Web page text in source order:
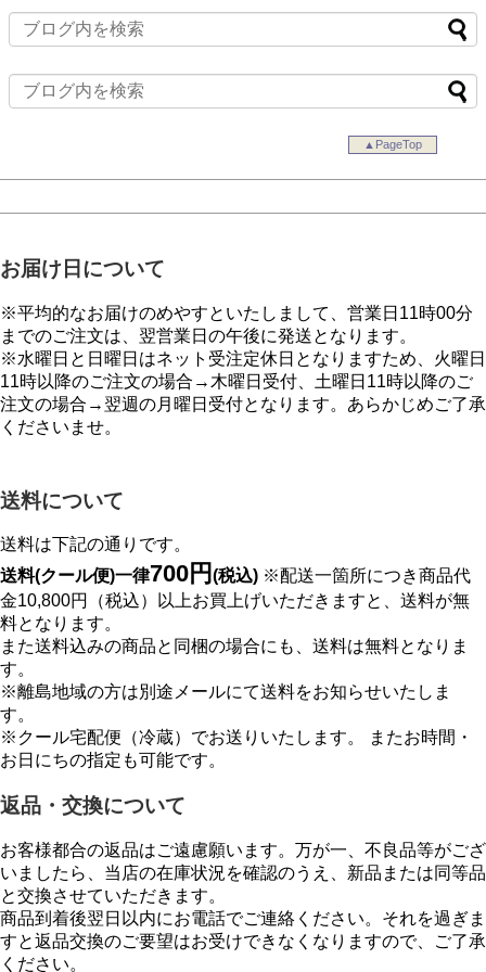
▲PageTop
お届け日について
※平均的なお届けのめやすといたしまして、営業日11時00分
までのご注文は、翌営業日の午後に発送となります。
※水曜日と日曜日はネット受注定休日となりますため、火曜日
11時以降のご注文の場合→木曜日受付、土曜日11時以降のご
注文の場合→翌週の月曜日受付となります。あらかじめご了承
くださいませ。
送料について
送料は下記の通りです。
送料(クール便)一律700円 (税込) ※配送一箇所につき商品代
金10,800円（税込）以上お買上げいただきますと、送料が無
料となります。
また送料込みの商品と同梱の場合にも、送料は無料となりま
す。
※離島地域の方は別途メールにて送料をお知らせいたしま
す。
※クール宅配便（冷蔵）でお送りいたします。 またお時間・
お日にちの指定も可能です。
返品・交換について
お客様都合の返品はご遠慮願います。万が一、不良品等がござ
いましたら、当店の在庫状況を確認のうえ、新品または同等品
と交換させていただきます。
商品到着後翌日以内にお電話でご連絡ください。それを過ぎま
すと返品交換のご要望はお受けできなくなりますので、ご了承
ください。